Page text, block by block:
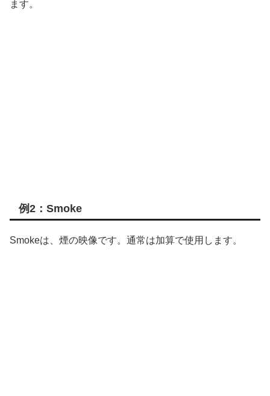
ます。
例2：Smoke
Smokeは、煙の映像です。通常は加算で使用します。